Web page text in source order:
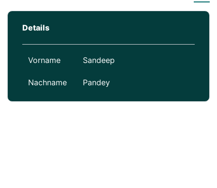
Details
Vorname Sandeep
Nachname Pandey